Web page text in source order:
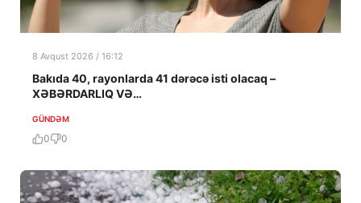
8 Avqust 2026 / 16:12
Bakıda 40, rayonlarda 41 dərəcə isti olacaq –
XƏBƏRDARLIQ VƏ…
GÜNDƏM
0 0